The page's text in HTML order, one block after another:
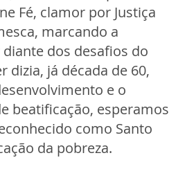
Fé, clamor por Justiça
marcando a
dos desafios do
já década de 60,
e o
beatificação, esperamos
como Santo
da pobreza.